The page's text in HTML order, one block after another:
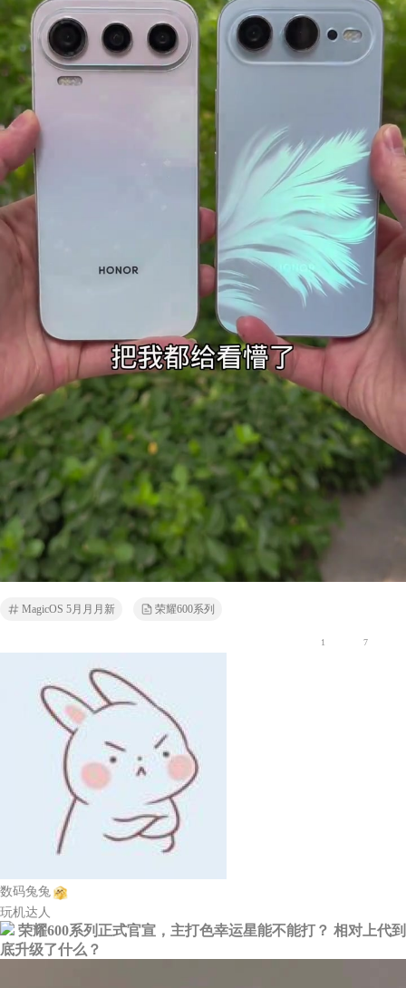
MagicOS 5月月月新 荣耀600系列
1 7
数码兔兔
玩机达人
荣耀600系列正式官宣，主打色幸运星能不能打？ 相对上代到
底升级了什么？